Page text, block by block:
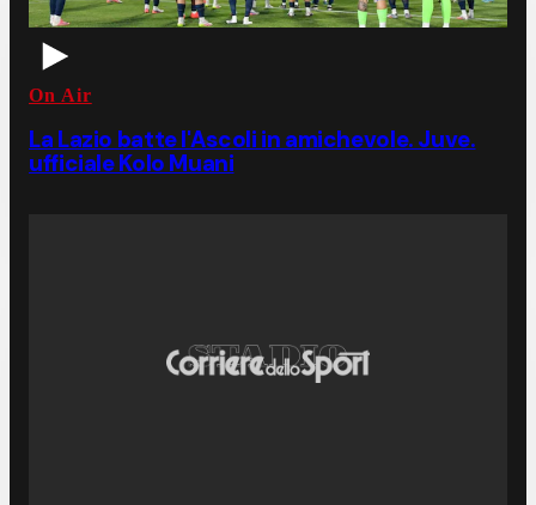
On Air
La Lazio batte l'Ascoli in amichevole. Juve.
ufficiale Kolo Muani